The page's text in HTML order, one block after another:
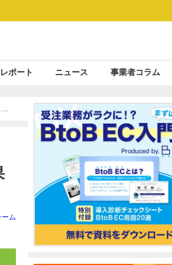
ポート ニュース 事業者コラム
ム